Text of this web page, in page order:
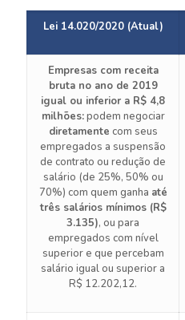
Lei 14.020/2020 (Atual)
Empresas com receita
bruta no ano de 2019
igual ou inferior a R$ 4,8
milhões:podem negociar
diretamente com seus
empregados a suspensão
de contrato ou redução de
salário (de 25%, 50% ou
70%) com quem ganha até
três salários mínimos (R$
3.135), ou para
empregados com nível
superior e que percebam
salário igual ou superior a
R$ 12.202,12.